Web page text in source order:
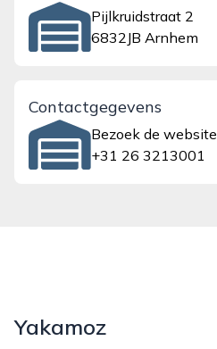
Pijlkruidstraat 2
6832JB Arnhem
Contactgegevens
Bezoek de website
+31 26 3213001
Yakamoz